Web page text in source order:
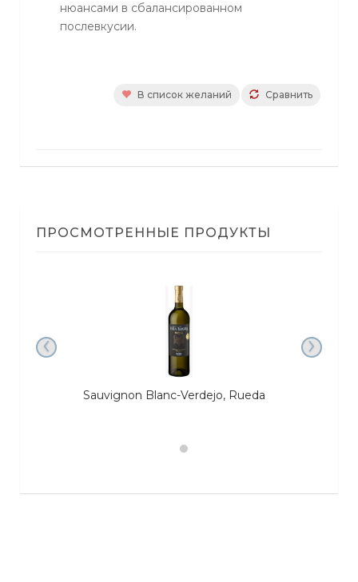
нюансами в сбалансированном
послевкусии.
Сравнить
В список желаний
ПРОСМОТРЕННЫЕ ПРОДУКТЫ
Sauvignon Blanc-Verdejo, Rueda
‹ ›